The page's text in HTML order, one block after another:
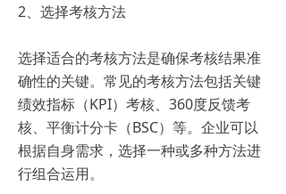
2、选择考核方法
选择适合的考核方法是确保考核结果准
确性的关键。常见的考核方法包括关键
绩效指标（KPI）考核、360度反馈考
核、平衡计分卡（BSC）等。企业可以
根据自身需求，选择一种或多种方法进
行组合运用。